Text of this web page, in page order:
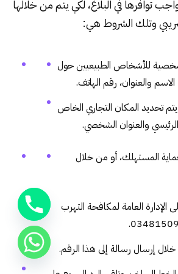
توافرها في البلاغ، لكي يتم من خلالها
وتلك الشروط هي:
للأشخاص الطبيعيين حول
والعنوان، رقم الهاتف.
يتم تحديد المكان التجاري الخاص
والعنوان الشخصي.
المستهلك، أو من خلال
العامة لمكافحة التهرب
إرسال رسالة إلى هذا الرقم.